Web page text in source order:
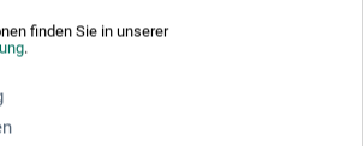
finden Sie in unserer
.
kontakt